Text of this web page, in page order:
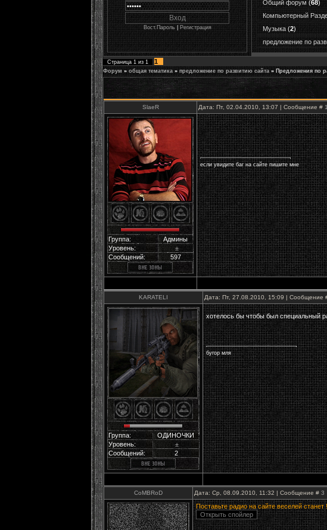
Вост.Пароль| Регистрация
Общий форум (68)
Компьютерный
Музыка (2)
предложение по
Страница 1 из 1 1
Форум » общая тематика » предложение по развитию сайта » Предложения по
SlaeR Дата: Пт, 02.04.2010, 13:07 | Сообщение # 1
Группа:
Админы
Уровень:
±
Сообщений:
597
если увидите баг на сайте пишите мне
KARATELI Дата: Пт, 27.08.2010, 15:09 | Сообщение
Группа:
ОДИНОЧКИ
Уровень:
±
Сообщений:
2
хотелось бы чтобы был специальный
бугор мля
CoMBRoD Дата: Ср, 08.09.2010, 11:32 | Сообщение # 3
Поставьте радио на сайте веселей станет